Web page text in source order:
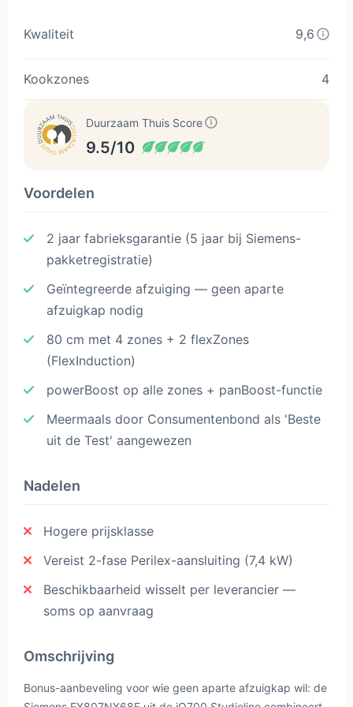
Kwaliteit 9,6
Kookzones 4
Duurzaam Thuis Score
9.5/10
Voordelen
2 jaar fabrieksgarantie (5 jaar bij Siemens-
pakketregistratie)
Geïntegreerde afzuiging — geen aparte
afzuigkap nodig
80 cm met 4 zones + 2 flexZones
(FlexInduction)
powerBoost op alle zones + panBoost-functie
Meermaals door Consumentenbond als 'Beste
uit de Test' aangewezen
Nadelen
Hogere prijsklasse
Vereist 2-fase Perilex-aansluiting (7,4 kW)
Beschikbaarheid wisselt per leverancier —
soms op aanvraag
Omschrijving
Bonus-aanbeveling voor wie geen aparte afzuigkap wil: de